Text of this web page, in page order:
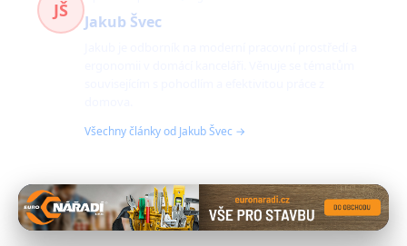
JŠ
Jakub Švec
Všechny články od Jakub Švec →